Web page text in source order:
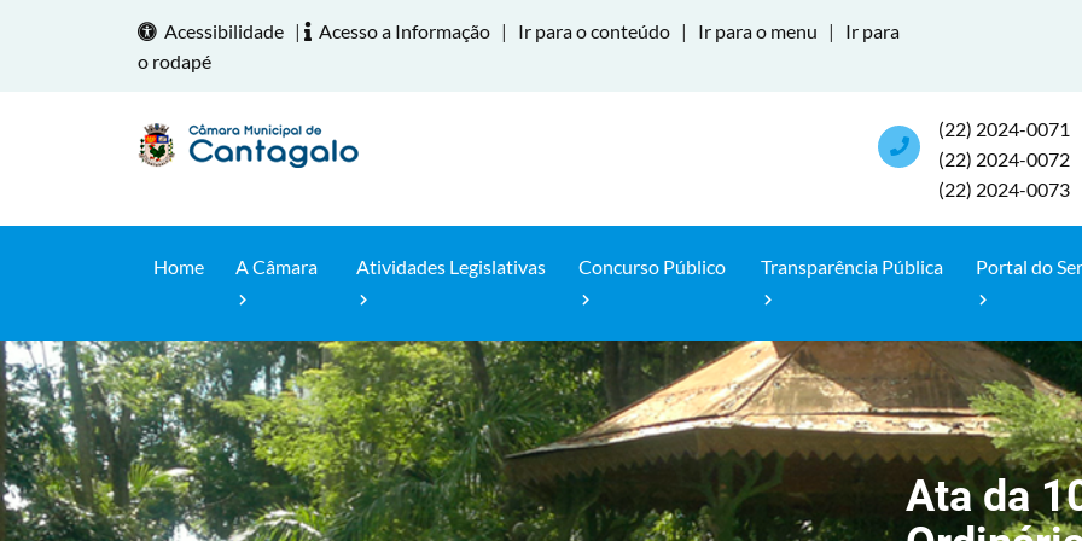
Acessibilidade | Acesso a Informação | Ir para o conteúdo | Ir para o menu |
Ir para
o rodapé
(22) 2024-0071
(22) 2024-0072
(22) 2024-0073
Home A Câmara Atividades Legislativas Concurso Público Transparência Pública Portal do
Ata da